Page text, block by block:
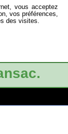
vous acceptez
vos préférences,
des visites.